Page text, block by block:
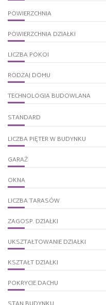
POWIERZCHNIA
POWIERZCHNIA DZIAŁKI
LICZBA POKOI
RODZAJ DOMU
TECHNOLOGIA BUDOWLANA
STANDARD
LICZBA PIĘTER W BUDYNKU
GARAŻ
OKNA
LICZBA TARASÓW
ZAGOSP. DZIAŁKI
UKSZTAŁTOWANIE DZIAŁKI
KSZTAŁT DZIAŁKI
POKRYCIE DACHU